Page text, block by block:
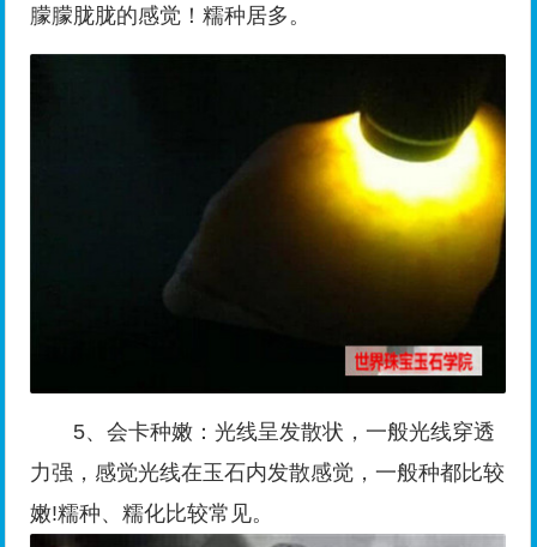
朦朦胧胧的感觉！糯种居多。
5、会卡种嫩：光线呈发散状，一般光线穿透
力强，感觉光线在玉石内发散感觉，一般种都比较
嫩!糯种、糯化比较常见。